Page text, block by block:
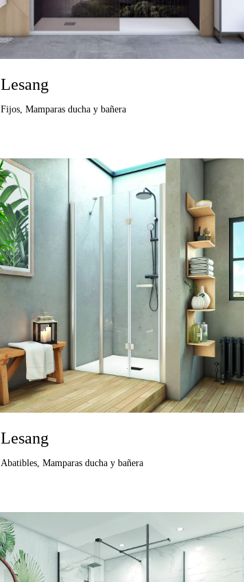
Lesang
Fijos, Mamparas ducha y bañera
Lesang
Abatibles, Mamparas ducha y bañera